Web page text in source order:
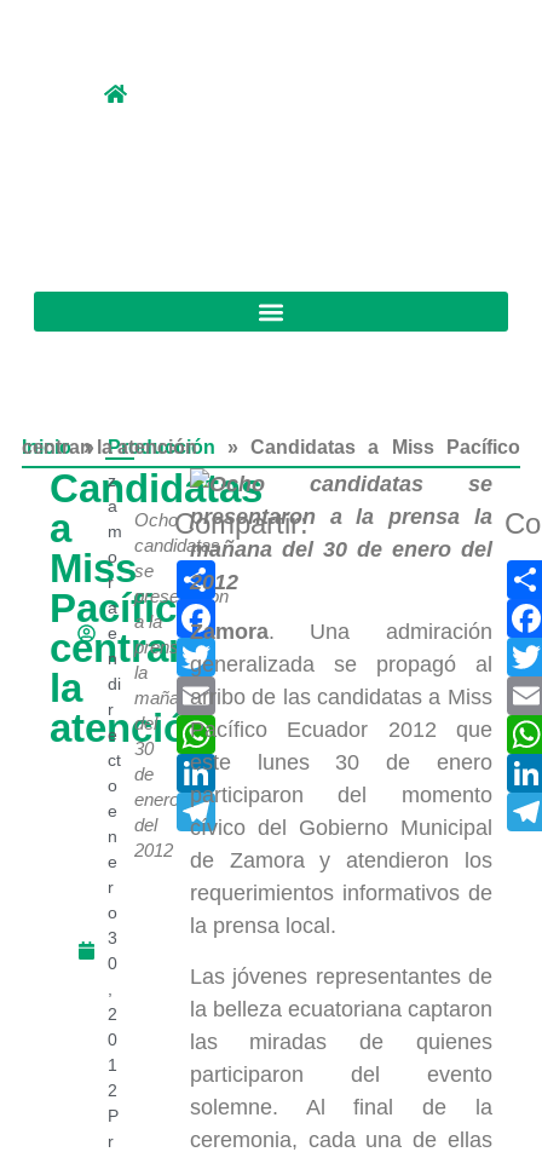
Inicio»Producción »
Candidatas a Miss Pacífico centran la atención
Candidatas
a
Miss
Pacífico
centran
la
atención
z
a
m
o
r
a
e
n
di
r
e
ct
o
e
n
e
r
o
3
0
2
0
1
2
P
r
Ocho
candidatas
se
presentaron
a la
prensa
la
mañana
del
30
de
enero
del
2012
Compartir:
Compartir
Facebook
Twitter
Email
WhatsApp
LinkedIn
Telegram
Zamora. Una admiración
generalizada se propagó al
arribo de las candidatas a Miss
Pacífico Ecuador 2012 que
este lunes 30 de enero
participaron del momento
cívico del Gobierno Municipal
de Zamora y atendieron los
requerimientos informativos de
la prensa local.
Las jóvenes representantes de
la belleza ecuatoriana captaron
las miradas de quienes
participaron del evento
solemne. Al final de la
ceremonia, cada una de ellas